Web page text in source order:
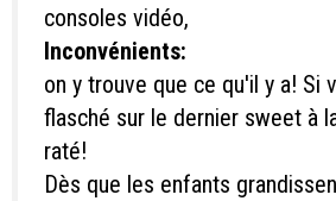
consoles vidéo,
Inconvénients:
on y trouve que ce qu'il y a! Si
flasché sur le dernier sweet à
raté!
Dès que les enfants